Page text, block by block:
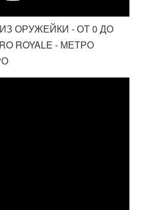
ОРУЖЕЙКИ - ОТ 0 ДО
ROYALE - МЕТРО